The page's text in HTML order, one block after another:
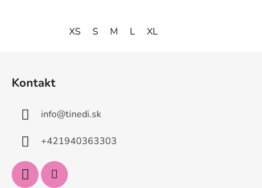
XS S M L XL
Kontakt
info@tinedi.sk
+421940363303